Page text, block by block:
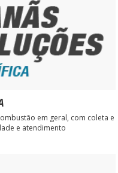
em geral, com coleta e
e atendimento